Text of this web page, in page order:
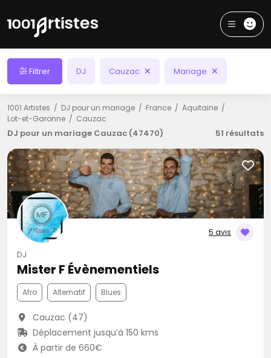
Filtrer DJ Cauzac Mariage
1001 Artistes DJ pour un mariage France
Aquitaine
Lot-et-Garonne
Cauzac
DJ pour un mariage Cauzac (47470) 51 résultats
5 avis
DJ
Mister F Évènementiels
Afro Alternatif Blues
Cauzac (47)
Déplacement jusqu’à 150 kms
À partir de 660€